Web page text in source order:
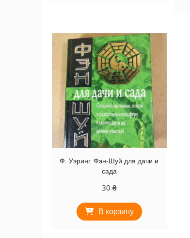
Ф. Уэринг. Фэн-Шуй для дачи и
сада
30₴
В корзину